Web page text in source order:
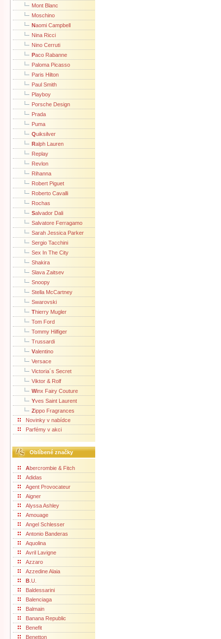
Mont Blanc
Moschino
Naomi Campbell
Nina Ricci
Nino Cerruti
Paco Rabanne
Paloma Picasso
Paris Hilton
Paul Smith
Playboy
Porsche Design
Prada
Puma
Quiksilver
Ralph Lauren
Replay
Revlon
Rihanna
Robert Piguet
Roberto Cavalli
Rochas
Salvador Dali
Salvatore Ferragamo
Sarah Jessica Parker
Sergio Tacchini
Sex In The City
Shakira
Slava Zaitsev
Snoopy
Stella McCartney
Swarovski
Thierry Mugler
Tom Ford
Tommy Hilfiger
Trussardi
Valentino
Versace
Victoria´s Secret
Viktor & Rolf
Winx Fairy Couture
Yves Saint Laurent
Zippo Fragrances
Novinky v nabídce
Parfémy v akci
Oblíbené značky
Abercrombie & Fitch
Adidas
Agent Provocateur
Aigner
Alyssa Ashley
Amouage
Angel Schlesser
Antonio Banderas
Aquolina
Avril Lavigne
Azzaro
Azzedine Alaia
B .U.
Baldessarini
Balenciaga
Balmain
Banana Republic
Benefit
Benetton